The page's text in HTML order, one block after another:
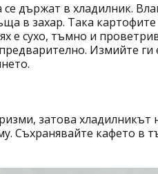
държат в хладилник.
в захар. Така
е сухо, тъмно и
Измийте
затова хладилникът
Съхранявайте кафето в